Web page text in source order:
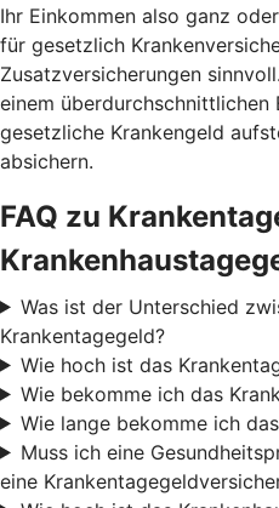
Ihr Einkommen also ganz
für gesetzlich
Zusatzversicherungen
einem überdurchschnittlichen
gesetzliche Krankengeld
absichern.
FAQ zu
Was ist der Unterschied
Krankentagegeld?
Wie hoch ist das
Wie bekomme ich das
Wie lange bekomme ich
Muss ich eine
eine